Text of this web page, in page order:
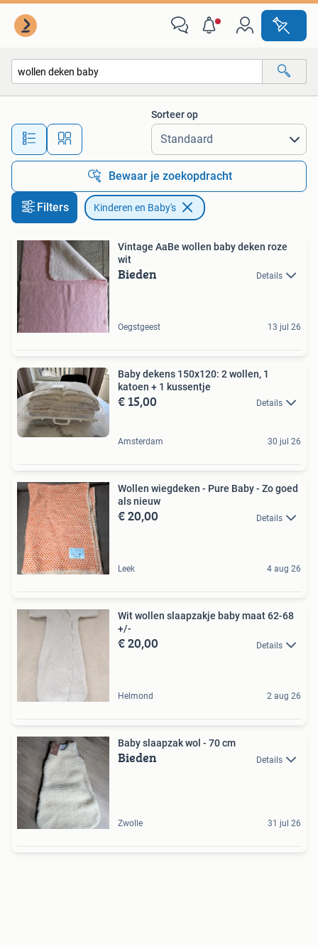
Alle afstanden…
Sorteer op
Bewaar je zoekopdracht
Filters Kinderen en Baby's
Vintage AaBe wollen baby deken roze
wit
Bieden Details
Oegstgeest 13 jul 26
Baby dekens 150x120: 2 wollen, 1
katoen + 1 kussentje
€ 15,00 Details
Amsterdam 30 jul 26
Wollen wiegdeken - Pure Baby - Zo goed
als nieuw
€ 20,00 Details
Leek 4 aug 26
Wit wollen slaapzakje baby maat 62-68
+/-
€ 20,00 Details
Helmond 2 aug 26
Baby slaapzak wol - 70 cm
Bieden Details
Zwolle 31 jul 26